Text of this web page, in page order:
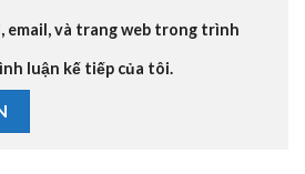
email, và trang web trong trình
luận kế tiếp của tôi.